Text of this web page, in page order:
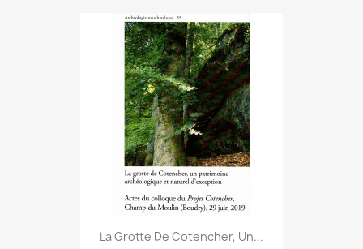
La Grotte De Cotencher, Un...